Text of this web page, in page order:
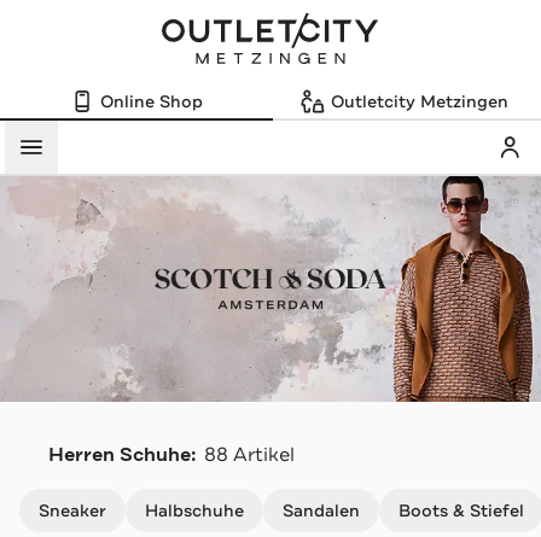
Online Shop Outletcity Metzingen
Menü
Herren Schuhe: 88 Artikel
Sneaker Halbschuhe Sandalen Boots & Stiefel